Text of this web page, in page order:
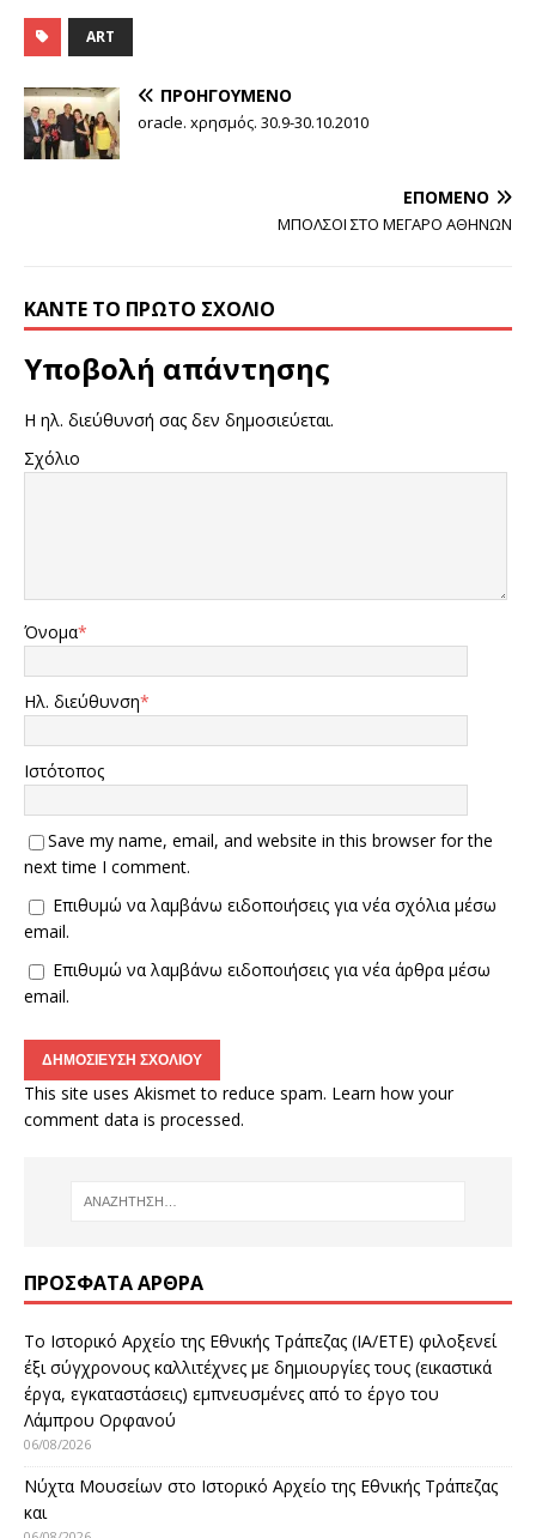
ART
ΠΡΟΗΓΟΎΜΕΝΟ
oracle. xρησμός. 30.9-30.10.2010
ΕΠΌΜΕΝΟ
ΜΠΟΛΣΟΙ ΣΤΟ ΜΕΓΑΡΟ ΑΘΗΝΩΝ
ΚΆΝΤΕ ΤΟ ΠΡΏΤΟ ΣΧΌΛΙΟ
Υποβολή απάντησης
Η ηλ. διεύθυνσή σας δεν δημοσιεύεται.
Σχόλιο
Όνομα*
Ηλ. διεύθυνση*
Ιστότοπος
Save my name, email, and website in this browser for the
next time I comment.
Επιθυμώ να λαμβάνω ειδοποιήσεις για νέα σχόλια μέσω
email.
Επιθυμώ να λαμβάνω ειδοποιήσεις για νέα άρθρα μέσω
email.
This site uses Akismet to reduce spam. Learn how your
comment data is processed.
ΠΡΌΣΦΑΤΑ ΆΡΘΡΑ
Το Ιστορικό Αρχείο της Εθνικής Τράπεζας (ΙΑ/ΕΤΕ) φιλοξενεί
έξι σύγχρονους καλλιτέχνες με δημιουργίες τους (εικαστικά
έργα, εγκαταστάσεις) εμπνευσμένες από το έργο του
Λάμπρου Ορφανού
06/08/2026
Νύχτα Μουσείων στο Ιστορικό Αρχείο της Εθνικής Τράπεζας
και